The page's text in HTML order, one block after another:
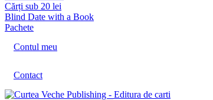
Cărți sub 20 lei
Blind Date with a Book
Pachete
Contul meu
Contact